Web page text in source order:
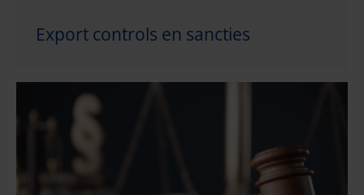
Export controls en sancties